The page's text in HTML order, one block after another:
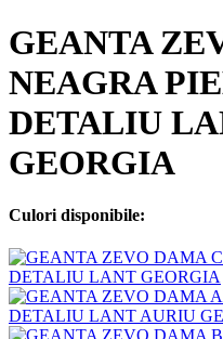
GEANTA
NEAGRA
DETALIU
GEORGIA
Culori disponibile: